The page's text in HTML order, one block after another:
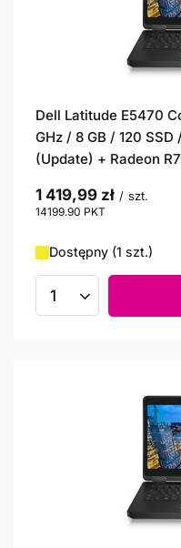
Dell Latitude E5470
GHz / 8 GB / 120
(Update) + Radeon
1 419,99 zł / szt.
14199.90 PKT
Dostępny (1 szt.)
Ilość produktów